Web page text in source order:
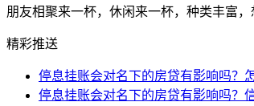
朋友相聚来一杯，休闲来一杯，种类丰富
精彩推送
停息挂账会对名下的房贷有影响吗？
停息挂账会对名下的房贷有影响吗？